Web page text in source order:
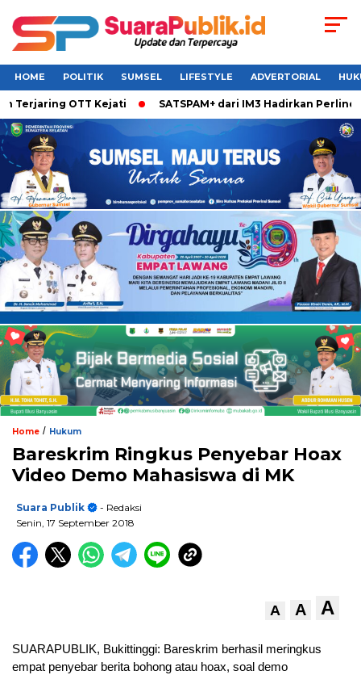
HOME POLITIK SUMSEL LIFESTYLE ADVERTORIAL
OTT Kejati SATSPAM+ dari IM3 Hadirkan
Home / Hukum
Bareskrim Ringkus Penyebar Hoax
Video Demo Mahasiswa di MK
Suara Publik
- Redaksi
Senin, 17 September 2018
A A A
SUARAPUBLIK, Bukittinggi: Bareskrim berhasil meringkus
empat penyebar berita bohong atau hoax, soal demo